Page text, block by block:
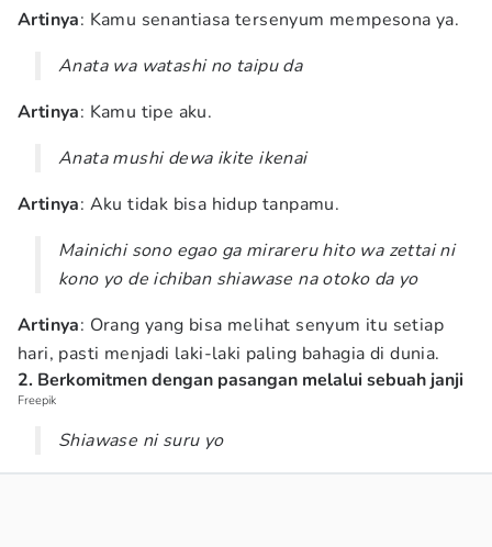
Artinya: Kamu senantiasa tersenyum mempesona ya.
Anata wa watashi no taipu da
Artinya: Kamu tipe aku.
Anata mushi dewa ikite ikenai
Artinya: Aku tidak bisa hidup tanpamu.
Mainichi sono egao ga mirareru hito wa zettai ni
kono yo de ichiban shiawase na otoko da yo
Artinya: Orang yang bisa melihat senyum itu setiap
hari, pasti menjadi laki-laki paling bahagia di dunia.
2. Berkomitmen dengan pasangan melalui sebuah janji
Freepik
Shiawase ni suru yo